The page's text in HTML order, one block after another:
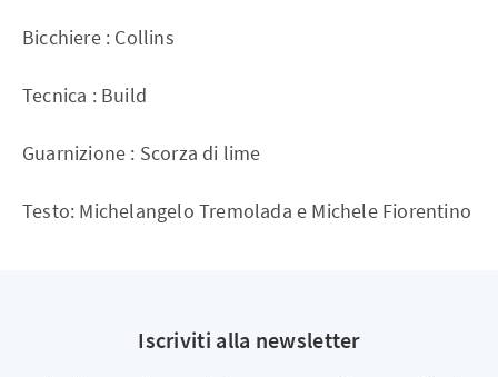
Bicchiere : Collins
Tecnica : Build
Guarnizione : Scorza di lime
Testo: Michelangelo Tremolada e Michele Fiorentino
Iscriviti alla newsletter